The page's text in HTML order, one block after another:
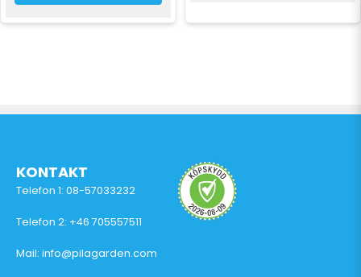
KONTAKT
Telefon 1: 08-57033232
Telefon 2: +46 705557511
Mail: info@pilagarden.com